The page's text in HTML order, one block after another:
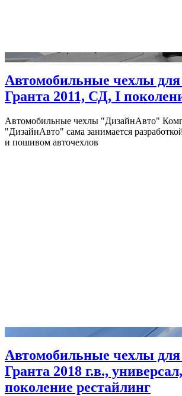
Автомобильные чехлы
Гранта 2011, СД, I
Автомобильные чехлы "ДизайнАвто"
"ДизайнАвто" сама занимается
и пошивом авточехлов
Автомобильные чехлы
Гранта 2018 г.в.,
поколение рестайлинг